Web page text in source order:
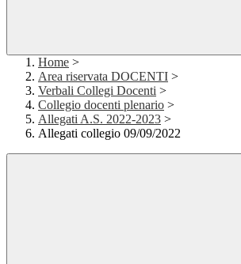
Home >
Area riservata DOCENTI >
Verbali Collegi Docenti >
Collegio docenti plenario >
Allegati A.S. 2022-2023 >
Allegati collegio 09/09/2022